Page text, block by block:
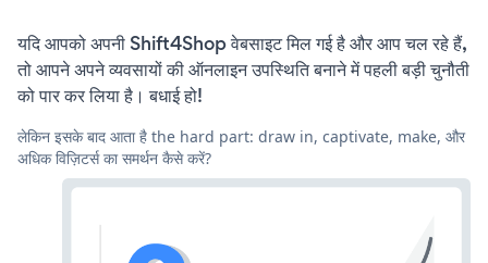
यदि आपको अपनी Shift4Shop वेबसाइट मिल गई है और आप चल रहे हैं,
तो आपने अपने व्यवसायों की ऑनलाइन उपस्थिति बनाने में पहली बड़ी चुनौती
को पार कर लिया है। बधाई हो!
लेकिन इसके बाद आता है the hard part: draw in, captivate, make, और
अधिक विज़िटर्स का समर्थन कैसे करें?